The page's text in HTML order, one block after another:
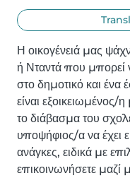
Η οικογένειά μας
ή Νταντά που μπορεί
στο δημοτικό και ένα
είναι εξοικειωμένος/
το διάβασμα του
υποψήφιος/α να έχει
ανάγκες, ειδικά με
επικοινωνήσετε μαζί